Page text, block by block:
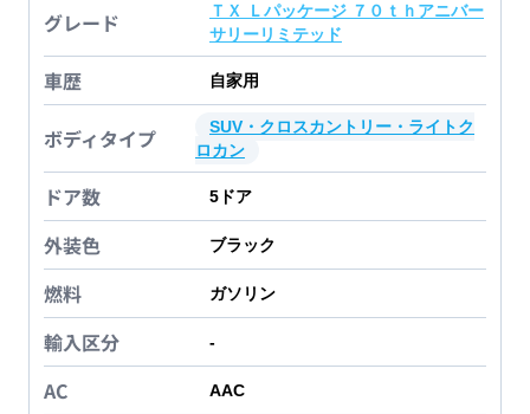
グレード
ＴＸ Ｌパッケージ ７０ｔｈアニバー
サリーリミテッド
車歴 自家用
ボディタイプ
SUV・クロスカントリー・ライトク
ロカン
ドア数 5 ドア
外装色 ブラック
燃料 ガソリン
輸入区分 -
AC AAC